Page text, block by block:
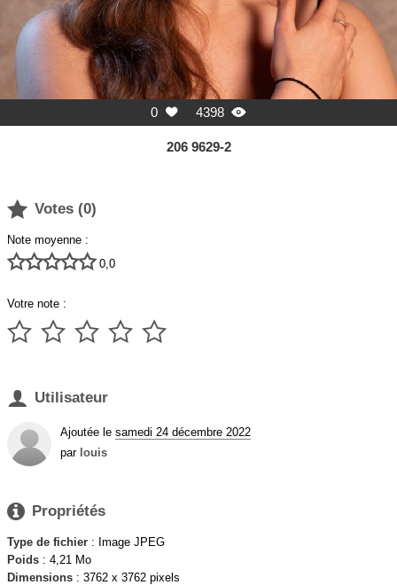
0  4398 
206 9629-2
 Votes (0)
Note moyenne :
 0,0
Votre note :
    
 Utilisateur
Ajoutée le samedi 24 décembre 2022
par louis
 Propriétés
Type de fichier : Image JPEG
Poids : 4,21 Mo
Dimensions : 3762 x 3762 pixels